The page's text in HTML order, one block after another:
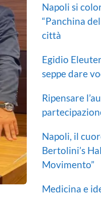
Napoli si
“Panchina
città
Egidio
seppe dare
Ripensare
Napoli, il
Bertolini’s
Movimento”
Medicina e